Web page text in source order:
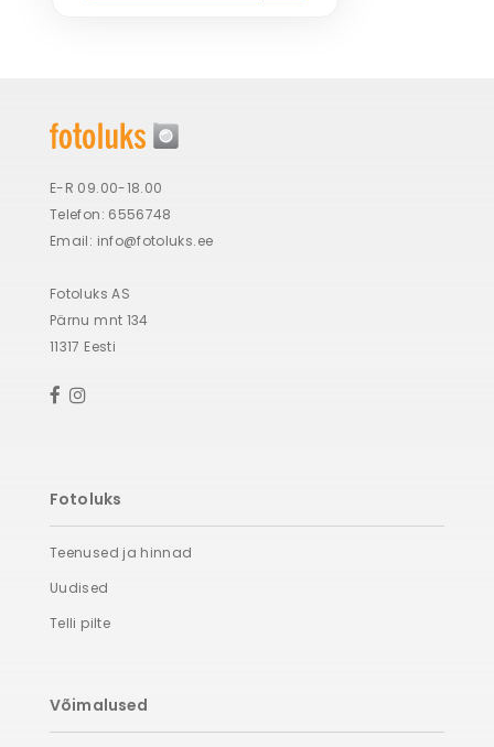
E-R 09.00-18.00
Telefon: 6556748
Email: info@fotoluks.ee
Fotoluks AS
Pärnu mnt 134
11317 Eesti
Fotoluks
Teenused ja hinnad
Uudised
Telli pilte
Võimalused